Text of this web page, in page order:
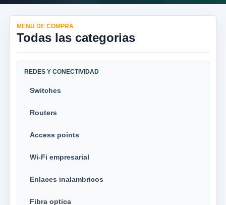
MENU DE COMPRA
Todas las categorias
REDES Y CONECTIVIDAD
Switches
Routers
Access points
Wi-Fi empresarial
Enlaces inalambricos
Fibra optica